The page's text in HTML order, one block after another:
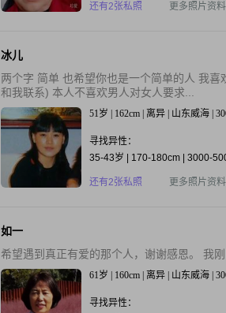
还有2张私照 更多照片资料
冰儿
两个字 简单 也希望你也是一个简单的人 我
和我联系) 本人不喜欢男人对女人要求...
51岁 | 162cm | 离异 | 山东威海 |
寻找异性：
35-43岁 | 170-180cm | 3000-
还有2张私照 更多照片资料
如一
希望遇到真正有爱的那个人，谢谢感恩。 我
61岁 | 160cm | 离异 | 山东威海 |
寻找异性：